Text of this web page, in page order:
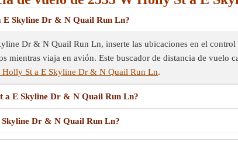
E Skyline Dr & N Quail Run Ln?
Dr & N Quail Run Ln, inserte las ubicaciones en el
mientras viaja en avión. Este buscador de distancia de vuelo
Holly St a E Skyline Dr & N Quail Run Ln.
a E Skyline Dr & N Quail Run Ln?
Dr & N Quail Run Ln?